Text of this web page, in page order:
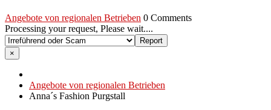
Angebote von regionalen Betrieben 0 Comments
Processing your request, Please wait....
×
Angebote von regionalen Betrieben
Anna´s Fashion Purgstall